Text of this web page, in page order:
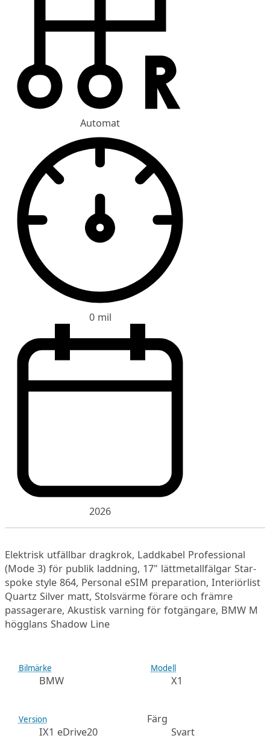
Automat
0 mil
2026
Elektrisk utfällbar dragkrok, Laddkabel Professional
(Mode 3) för publik laddning, 17" lättmetallfälgar Star-
spoke style 864, Personal eSIM preparation, Interiörlist
Quartz Silver matt, Stolsvärme förare och främre
passagerare, Akustisk varning för fotgängare, BMW M
högglans Shadow Line
Bilmärke
BMW
Modell
X1
Version
IX1 eDrive20
Färg
Svart